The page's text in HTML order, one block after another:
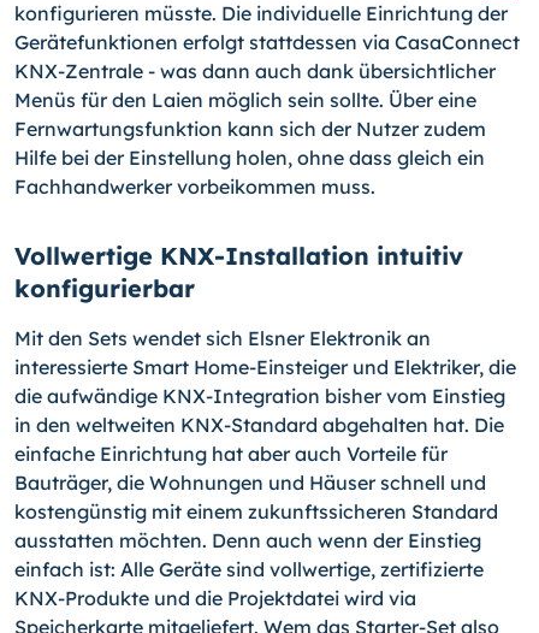
konfigurieren müsste. Die individuelle Einrichtung der
Gerätefunktionen erfolgt stattdessen via CasaConnect
KNX-Zentrale - was dann auch dank übersichtlicher
Menüs für den Laien möglich sein sollte. Über eine
Fernwartungsfunktion kann sich der Nutzer zudem
Hilfe bei der Einstellung holen, ohne dass gleich ein
Fachhandwerker vorbeikommen muss.
Vollwertige KNX-Installation intuitiv
konfigurierbar
Mit den Sets wendet sich Elsner Elektronik an
interessierte Smart Home-Einsteiger und Elektriker, die
die aufwändige KNX-Integration bisher vom Einstieg
in den weltweiten KNX-Standard abgehalten hat. Die
einfache Einrichtung hat aber auch Vorteile für
Bauträger, die Wohnungen und Häuser schnell und
kostengünstig mit einem zukunftssicheren Standard
ausstatten möchten. Denn auch wenn der Einstieg
einfach ist: Alle Geräte sind vollwertige, zertifizierte
KNX-Produkte und die Projektdatei wird via
Speicherkarte mitgeliefert. Wem das Starter-Set also